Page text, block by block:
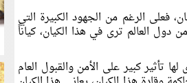
فعلى الرغم من الجهود الكبيرة التي
دول العالم ترى في هذا الكيان، كياناً
تأثير كبير على الأمن والقبول العام